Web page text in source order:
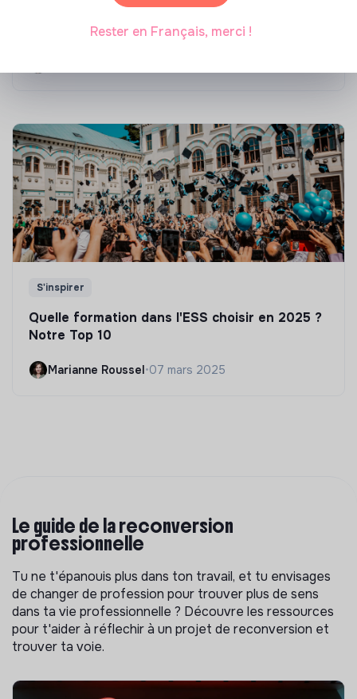
Top 8 des formations en rénovation
énergétique des bâtiments
S'inspirer
Quelle formation dans l'ESS choisir en 2025 ?
Notre Top 10
Marianne Roussel•07 mars 2025
Le guide de la reconversion
professionnelle
Tu ne t'épanouis plus dans ton travail, et tu envisages
de changer de profession pour trouver plus de sens
dans ta vie professionnelle ? Découvre les ressources
pour t'aider à réflechir à un projet de reconversion et
trouver ta voie.
Rester en Français, merci !